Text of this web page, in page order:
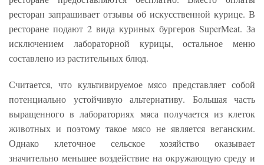
ресторан запрашивает отзывы об искусственной курице. В
ресторане подают 2 вида куриных бургеров SuperMeat. За
исключением лабораторной курицы, остальное меню
составлено из растительных блюд.
Считается, что культивируемое мясо представляет собой
потенциально устойчивую альтернативу. Большая часть
выращенного в лабораториях мяса получается из клеток
животных и поэтому такое мясо не является веганским.
Однако клеточное сельское хозяйство оказывает
значительно меньшее воздействие на окружающую среду и